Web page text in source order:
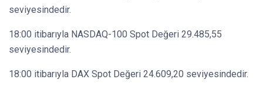
seviyesindedir.
18:00 itibarıyla NASDAQ-100 Spot Değeri 29.485,55
seviyesindedir.
18:00 itibarıyla DAX Spot Değeri 24.609,20 seviyesindedir.